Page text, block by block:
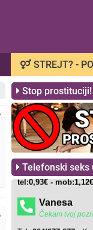
STREJT? -
Stop prostituciji!
Telefonski seks